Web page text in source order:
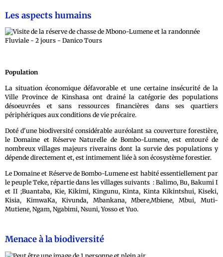
Les aspects humains
Population
La situation économique défavorable et une certaine insécurité de la
Ville Province de Kinshasa ont drainé la catégorie des populations
désoeuvrées et sans ressources financières dans ses quartiers
périphériques aux conditions de vie précaire.
Doté d'une biodiversité considérable auréolant sa couverture forestière,
le Domaine et Réserve Naturelle de Bombo-Lumene, est entouré de
nombreux villages majeurs riverains dont la survie des populations y
dépende directement et, est intimement liée à son écosystème forestier.
Le Domaine et Réserve de Bombo-Lumene est habité essentiellement par
le peuple Teke, répartie dans les villages suivants : Balimo, Bu, Bakumi I
et II ;Buantaba, Kie, Kikimi, Kingunu, Kinta, Kinta Kikintshui, Kiseki,
Kisia, KimwaKa, Kivunda, Mbankana, Mbere,Mbiene, Mbui, Muti-
Mutiene, Ngam, Ngabimi, Nsuni, Yosso et Yuo.
Menace à la biodiversité